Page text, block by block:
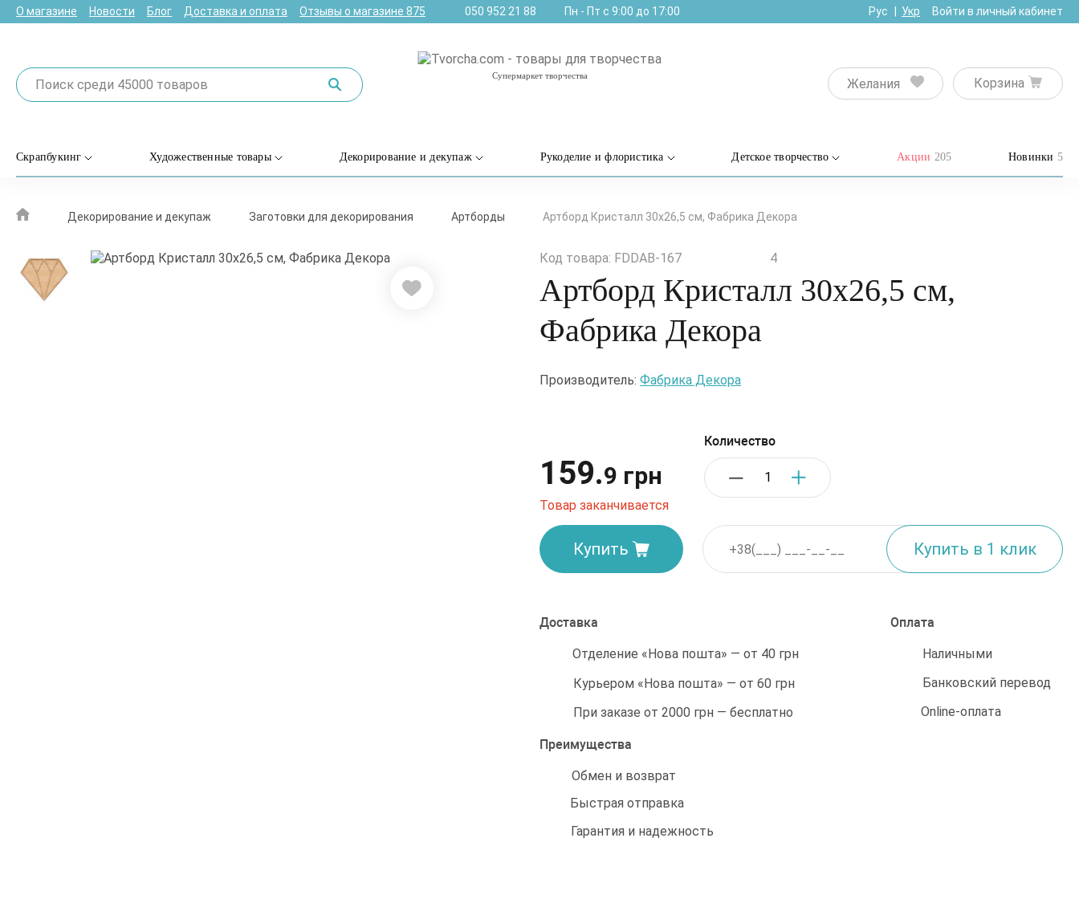
О магазине Новости Блог Доставка и оплата Отзывы о магазине 875 050 952 21 88 Пн - Пт с 9:00 до 17:00 Рус Укр Войти в личный кабинет
Супермаркет творчества
Желания Корзина
Скрапбукинг Художественные товары Декорирование и декупаж Рукоделие и флористика Детское творчество Акции 205 Новинки 5
Декорирование и декупаж Заготовки для декорирования Артборды Артборд Кристалл 30х26,5 см, Фабрика Декора
Код товара: FDDAB-167 4
Артборд Кристалл 30х26,5 см,
Фабрика Декора
Производитель: Фабрика Декора
159.9 грн
Количество
Товар заканчивается
Купить
Доставка
Отделение «Нова пошта» — от 40 грн
Курьером «Нова пошта» — от 60 грн
При заказе от 2000 грн — бесплатно
Оплата
Наличными
Банковский перевод
Online-оплата
Преимущества
Обмен и возврат
Быстрая отправка
Гарантия и надежность